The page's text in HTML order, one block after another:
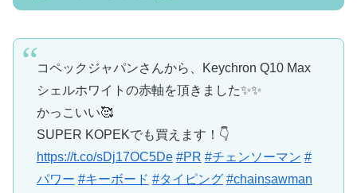
コペックジャパンさんから、Keychron Q10 Max
シェルホワイトの赤軸を頂きました✨️✨️
かっこいい🥰
SUPER KOPEKでも買えます！👇
https://t.co/sDj17OC5De #PR #チェンソーマン #
パワー #キーボード #タイピング #chainsawman